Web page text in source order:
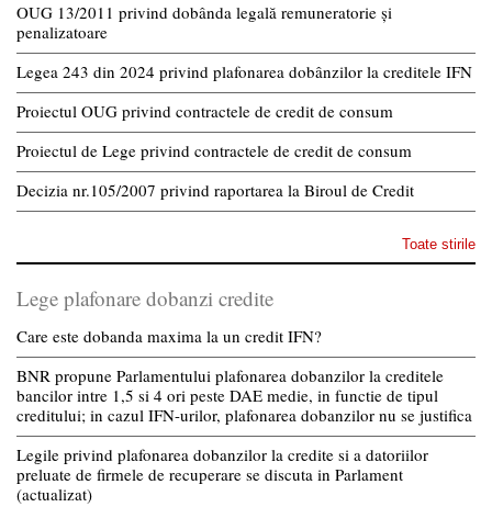
OUG 13/2011 privind dobânda legală remuneratorie și
penalizatoare
Legea 243 din 2024 privind plafonarea dobânzilor la creditele IFN
Proiectul OUG privind contractele de credit de consum
Proiectul de Lege privind contractele de credit de consum
Decizia nr.105/2007 privind raportarea la Biroul de Credit
Toate stirile
Lege plafonare dobanzi credite
Care este dobanda maxima la un credit IFN?
BNR propune Parlamentului plafonarea dobanzilor la creditele
bancilor intre 1,5 si 4 ori peste DAE medie, in functie de tipul
creditului; in cazul IFN-urilor, plafonarea dobanzilor nu se justifica
Legile privind plafonarea dobanzilor la credite si a datoriilor
preluate de firmele de recuperare se discuta in Parlament
(actualizat)